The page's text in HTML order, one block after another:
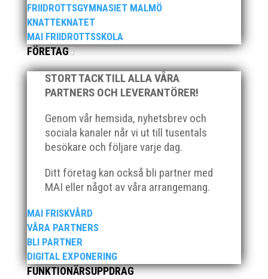
FRIIDROTTSGYMNASIET MALMÖ
KNATTEKNATET
MAI FRIIDROTTSSKOLA
FÖRETAG
STORT TACK TILL ALLA VÅRA
PARTNERS OCH LEVERANTÖRER!
Genom vår hemsida, nyhetsbrev och
sociala kanaler når vi ut till tusentals
besökare och följare varje dag.
Ditt företag kan också bli partner med
MAI eller något av våra arrangemang.
MAI FRISKVÅRD
VÅRA PARTNERS
BLI PARTNER
DIGITAL EXPONERING
FUNKTIONÄRSUPPDRAG
för MAI:s kulstötare Wictor Petersson. Året gav
svenskt rekord, EM-silver inomhus, dessutom sexa på
VM inomhus och elva på VM ute i somras. Och en
stark tro på framtiden efter några motiga år när inte
så mycket hänt...
När Friidrottssverige samlades för fest gick en av
utmärkelserna till MAI och Kalvinknatet – Lasses
priset ”Årets pulshöjare”, och bland annat fanns
ordförande Fredrik Wennolf på plats för att ta emot
hyllningarna. –...